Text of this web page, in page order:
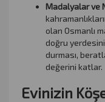
Madalyalar ve
olan Osmanlı
doğru
durması,
değerini katlar.
Evinizin